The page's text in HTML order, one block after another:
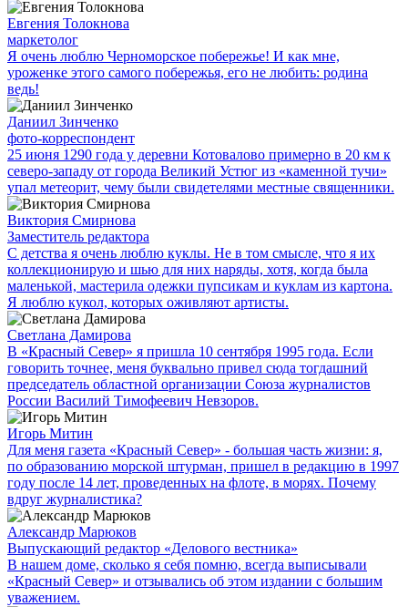
Евгения Толокнова
маркетолог
Я очень люблю Черноморское побережье! И как мне,
уроженке этого самого побережья, его не любить: родина
ведь!
Даниил Зинченко
фото-корреспондент
25 июня 1290 года у деревни Котовалово примерно в 20 км к
северо-западу от города Великий Устюг из «каменной тучи»
упал метеорит, чему были свидетелями местные священники.
Виктория Смирнова
Заместитель редактора
С детства я очень люблю куклы. Не в том смысле, что я их
коллекционирую и шью для них наряды, хотя, когда была
маленькой, мастерила одежки пупсикам и куклам из картона.
Я люблю кукол, которых оживляют артисты.
Светлана Дамирова
В «Красный Север» я пришла 10 сентября 1995 года. Если
говорить точнее, меня буквально привел сюда тогдашний
председатель областной организации Союза журналистов
России Василий Тимофеевич Невзоров.
Игорь Митин
Для меня газета «Красный Север» - большая часть жизни: я,
по образованию морской штурман, пришел в редакцию в 1997
году после 14 лет, проведенных на флоте, в морях. Почему
вдруг журналистика?
Александр Марюков
Выпускающий редактор «Делового вестника»
В нашем доме, сколько я себя помню, всегда выписывали
«Красный Север» и отзывались об этом издании с большим
уважением.